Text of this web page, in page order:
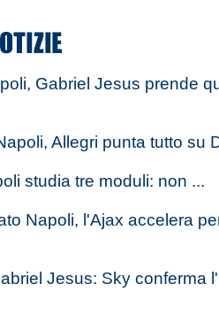
Gabriel Jesus prende
Allegri punta tutto su
studia tre moduli: non ...
Napoli, l'Ajax accelera
Jesus: Sky conferma